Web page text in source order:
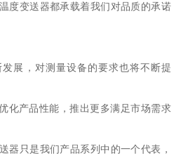
度变送器都承载着我们对品质的承诺
展，对测量设备的要求也将不断提
化产品性能，推出更多满足市场需求
器只是我们产品系列中的一个代表，